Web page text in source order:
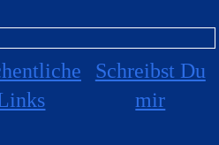
Schreibst Du
mir